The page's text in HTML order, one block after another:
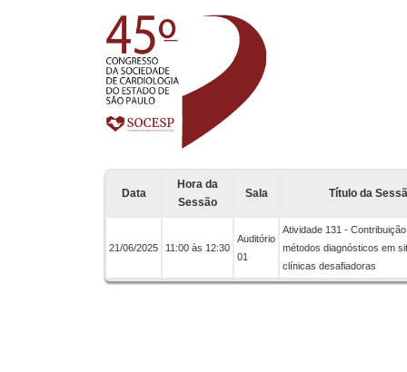
Data
Hora da
Sessão
Sala Título da
21/06/2025 11:00 às 12:30
Auditório
01
Atividade 131 -
métodos diagnósticos em
clínicas desafiadoras